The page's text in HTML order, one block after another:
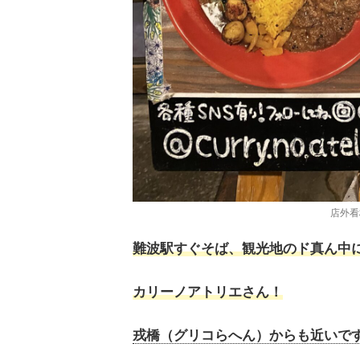
店外
難波駅すぐそば、観光地のド真ん中
カリーノアトリエさん！
戎橋（グリコらへん）からも近いで